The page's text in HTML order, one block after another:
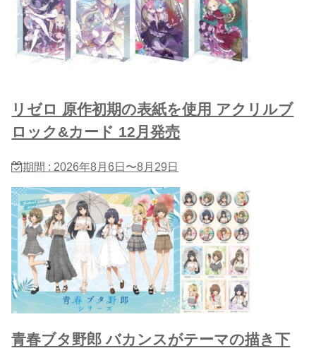
リゼロ 原作初期の表紙を使用 アクリルブ
ロック&カード 12月発売
期間 : 2026年8月6日〜8月29日
青春ブタ野郎 バカンスがテーマの描き下